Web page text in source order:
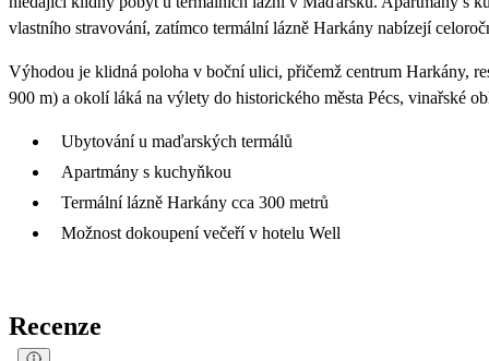
vlastního stravování, zatímco termální lázně Harkány nabízejí
Výhodou je klidná poloha v boční ulici, přičemž centrum Harkány,
900 m) a okolí láká na výlety do historického města Pécs, vinařské
Ubytování u maďarských termálů
Apartmány s kuchyňkou
Termální lázně Harkány cca 300 metrů
Možnost dokoupení večeří v hotelu Well
Recenze